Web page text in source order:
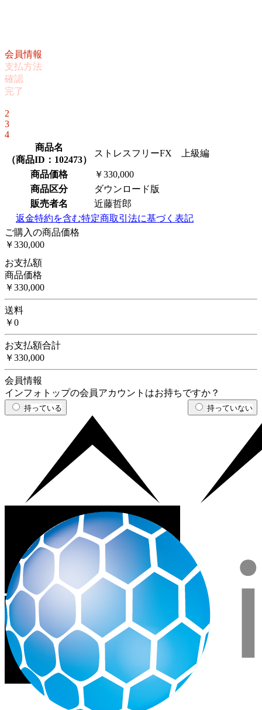
会員情報
支払方法
確認
完了
2
3
4
商品名
（商品ID：102473）
ストレスフリーFX 上級編
商品価格
￥330,000
商品区分
ダウンロード版
販売者名
近藤哲郎
返金特約を含む特定商取引法に基づく表記
ご購入の商品価格
￥330,000
お支払額
商品価格
￥330,000
送料
￥0
お支払額合計
￥330,000
会員情報
インフォトップの会員アカウントはお持ちですか？
持っている 持っていない